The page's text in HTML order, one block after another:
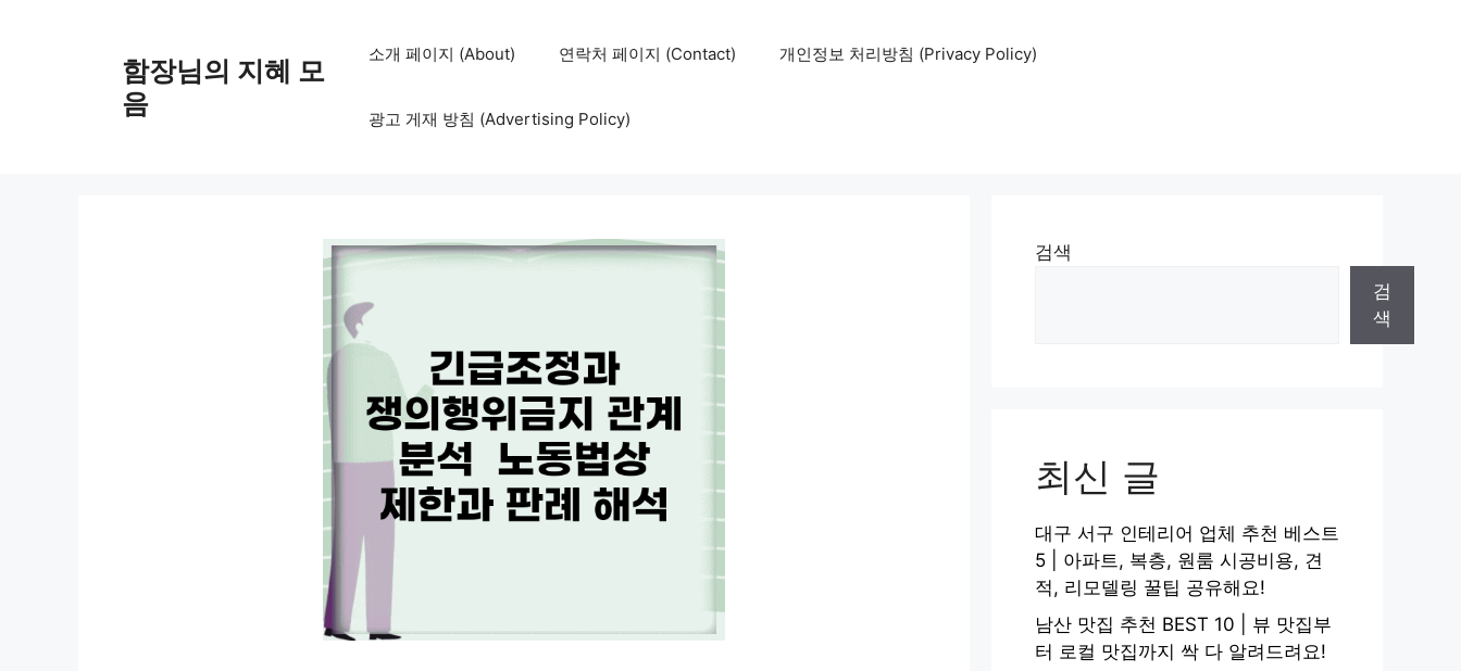
함장님의 지혜 모
음
소개 페이지 (About) 연락처 페이지 (Contact) 개인정보 처리방침 (Privacy Policy)
광고 게재 방침 (Advertising Policy)
검색
검
색
최신 글
대구 서구 인테리어 업체 추천 베스트
5 | 아파트, 복층, 원룸 시공비용, 견
적, 리모델링 꿀팁 공유해요!
남산 맛집 추천 BEST 10 | 뷰 맛집부
터 로컬 맛집까지 싹 다 알려드려요!